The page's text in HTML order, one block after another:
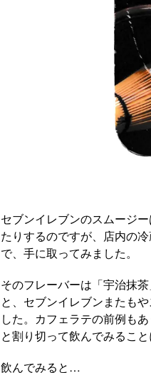
セブンイレブンのスムージ
たりするのですが、店内の
で、手に取ってみました。
そのフレーバーは「宇治抹
と、セブンイレブンまたも
した。カフェラテの前例も
と割り切って飲んでみること
飲んでみると…